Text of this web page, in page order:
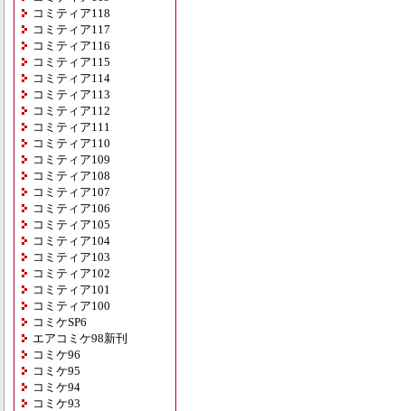
コミティア118
コミティア117
コミティア116
コミティア115
コミティア114
コミティア113
コミティア112
コミティア111
コミティア110
コミティア109
コミティア108
コミティア107
コミティア106
コミティア105
コミティア104
コミティア103
コミティア102
コミティア101
コミティア100
コミケSP6
エアコミケ98新刊
コミケ96
コミケ95
コミケ94
コミケ93